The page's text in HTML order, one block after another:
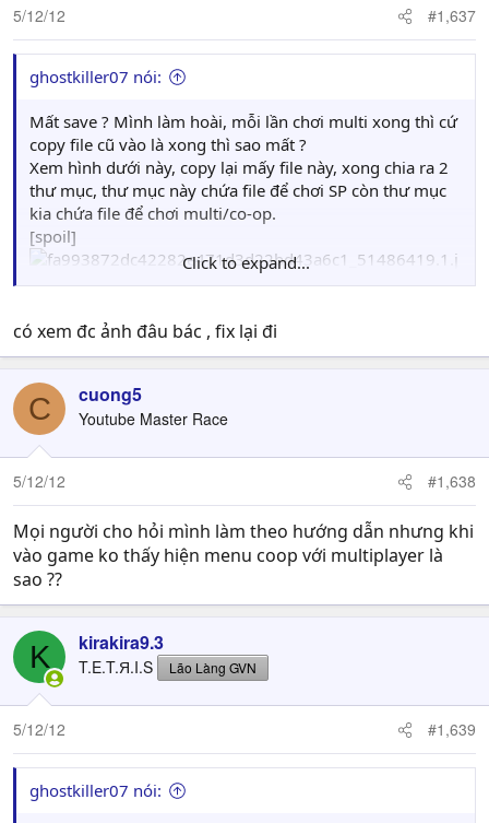
5/12/12 #1,637
ghostkiller07 nói:
Mất save ? Mình làm hoài, mỗi lần chơi multi xong thì cứ
copy file cũ vào là xong thì sao mất ?
Xem hình dưới này, copy lại mấy file này, xong chia ra 2
thư mục, thư mục này chứa file để chơi SP còn thư mục
kia chứa file để chơi multi/co-op.
[spoil]
Click to expand...
có xem đc ảnh đâu bác , fix lại đi
C cuong5
Youtube Master Race
5/12/12 #1,638
Mọi người cho hỏi mình làm theo hướng dẫn nhưng khi
vào game ko thấy hiện menu coop với multiplayer là
sao ??
K kirakira9.3
T.E.T.Я.I.S Lão Làng GVN
5/12/12 #1,639
ghostkiller07 nói: